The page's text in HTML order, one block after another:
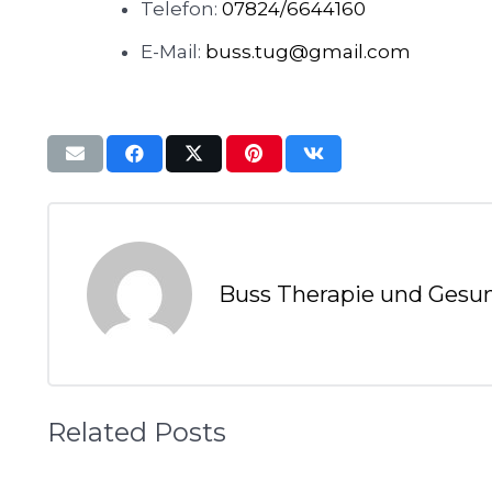
Telefon: 07824/6644160
E-Mail: buss.tug@gmail.com
Buss Therapie und
Related Posts